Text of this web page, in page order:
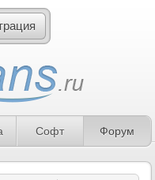
Софт Форум